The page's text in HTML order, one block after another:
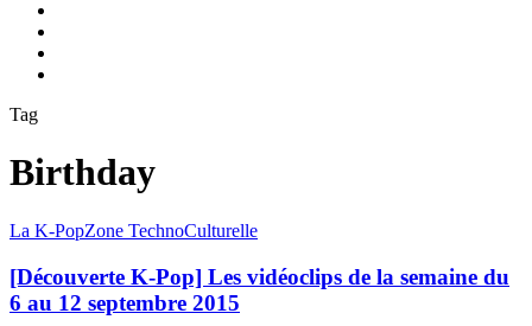
Tag
Birthday
[Découverte
Pop]
Les
vidéoclips
La K-PopZone TechnoCulturelle
[Découverte K-Pop] Les vidéoclips de la semaine du
6 au 12 septembre 2015